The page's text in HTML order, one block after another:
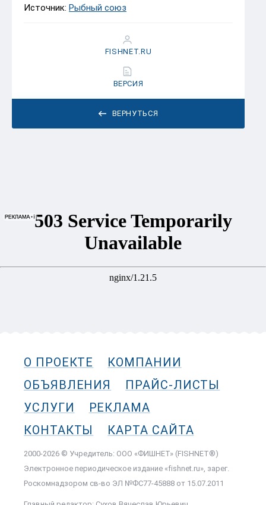
Источник: Рыбный союз
ВЕРНУТЬСЯ
FISHNET.RU
ВЕРСИЯ
О ПРОЕКТЕ
КОМПАНИИ
ОБЪЯВЛЕНИЯ
ПРАЙС-ЛИСТЫ
УСЛУГИ
РЕКЛАМА
КОНТАКТЫ
КАРТА САЙТА
2000-2026 © Учредитель: ООО «ФИШНЕТ» (FISHNET®)
Электронное периодическое издание «fishnet.ru», зарег.
Роскомнадзором cв-во ЭЛ №ФС77-45888 от 15.07.2011